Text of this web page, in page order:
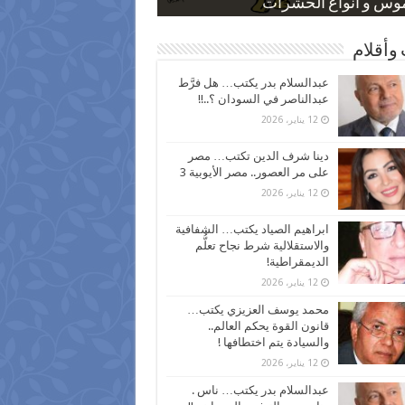
و أنواع الحشرات
بعد ارتفاع الأسعار
نسبة الطلاق في مصر
كاركاتيرية
كاركاتيرية
وأقلام
عبدالسلام بدر يكتب… هل فرَّط
عبدالناصر في السودان ؟..!!
12 يناير، 2026
دينا شرف الدين تكتب… مصر
على مر العصور.. مصر الأيوبية 3
12 يناير، 2026
ابراهيم الصياد يكتب… الشفافية
والاستقلالية شرط نجاح تعلُّم
الديمقراطية!
12 يناير، 2026
محمد يوسف العزيزي يكتب…
قانون القوة يحكم العالم..
والسيادة يتم اختطافها !
12 يناير، 2026
عبدالسلام بدر يكتب… ناس .